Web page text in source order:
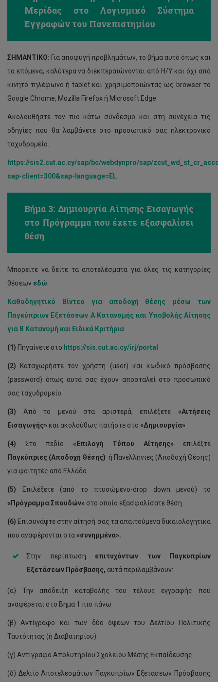
Μερίδας στο Λογισμικό Σύστημα
Εγγραφών του Πανεπιστημίου.
ΣΗΜΑΝΤΙΚΟ: Για αποφυγή προβλημάτων, το βήμα αυτό όπως και
τα επόμενα, καλύτερα να διεκπεραιώνονται από Η/Υ και όχι από
κινητό τηλέφωνο ή tablet και χρησιμοποιώντας ως browser το
Google Chrome, Mozilla Firefox ή Microsoft Edge.
Ακολουθήστε τον πιο κάτω σύνδεσμο και στη συνέχεια τις
οδηγίες που θα λαμβάνετε στο προσωπικό σας ηλεκτρονικό
ταχυδρομείο.
https://sis2.cut.ac.cy/sap/bc/webdynpro/sap/
sap-client=300&sap-language=EL
Βήμα 3: Δημιουργία Αίτησης Εισαγωγής
στο Πρόγραμμα που έχετε εξασφαλίσει
θέση
Μπορείτε να δείτε τα αποτελέσματα για όλες τις κατηγορίες
θέσεων εδώ
Καθοδηγητικό Βίντεο για αποδοχή θέσης μέσω των
Παγκύπριων Εξετάσεων Α Κατανομής και Υποβολής Αίτησης
για Β Κατανομή και Ειδικά Κριτήρια
(1) Πηγαίνετε στο https://sis.cut.ac.cy/irj/portal
(2) Καταχωρήστε τον χρήστη (user) και κωδικό πρόσβασης
(password) όπως αυτά σας έχουν αποσταλεί στο προσωπικό
σας ταχυδρομείο
(3) Από το μενού στα αριστερά, επιλέξετε«Αιτήσεις
Εισαγωγής» και ακολούθως πατήστε στο «Δημιουργία»
(4) Στο πεδίο «Επιλογή Τύπου Αίτησης» επιλέξτε
Παγκύπριες (Αποδοχή Θέσης) ή Πανελλήνιες (Αποδοχή Θέσης)
για φοιτητές από Ελλάδα.
(5)
Επιλέξετε (από το πτυσώμενο-drop down μενού) το
«Πρόγραμμα Σπουδών» στο οποίο εξασφαλίσατε θέση
(6) Επισυνάψτε στην αίτησή σας τα απαιτούμενα δικαιολογητικά
που αναφέρονται στα «συνημμένα».
Στην περίπτωση επιτυχόντων των Παγκυπρίων
Εξετάσεων Πρόσβασης, αυτά περιλαμβάνουν:
(α) Την απόδειξη καταβολής του τέλους εγγραφής που
αναφέρεται στο Βημα 1 πιο πάνω
(β) Αντίγραφο και των δύο όψεων του Δελτίου Πολιτικής
Ταυτότητας (ή Διαβατηρίου)
(γ) Αντίγραφο Απολυτηρίου Σχολείου Μέσης Εκπαίδευσης
(δ) Δελτίο Αποτελεσμάτων Παγκυπρίων Εξετάσεων Πρόσβασης